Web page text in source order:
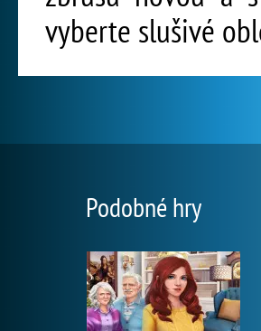
vyberte slušivé
Podobné hry